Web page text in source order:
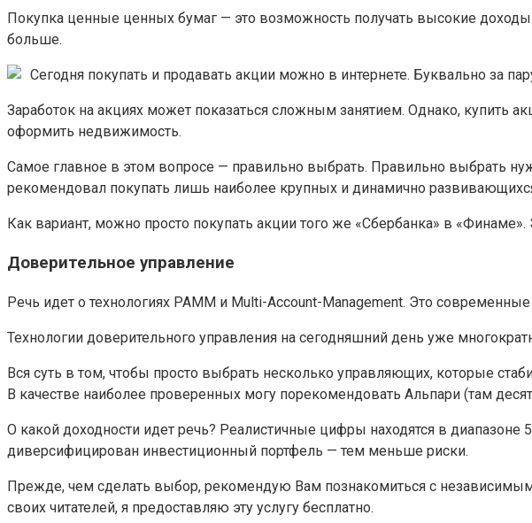
Покупка ценные ценных бумаг — это возможность получать высокие
больше.
Сегодня покупать и продавать акции можно в интернете. Буквально за
Заработок на акциях может показаться сложным занятием. Однако, купить
оформить недвижимость.
Самое главное в этом вопросе — правильно выбрать. Правильно выбрать
рекомендовал покупать лишь наиболее крупных и динамично
Как вариант, можно просто покупать акции того же «Сбербанка» в
Доверительное управление
Речь идет о технологиях PAMM и Multi-Account-Management. Это
Технологии доверительного управления на сегодняшний день уже
Вся суть в том, чтобы просто выбрать несколько управляющих, которые
В качестве наиболее проверенных могу порекомендовать Альпари (там
О какой доходности идет речь? Реалистичные цифры находятся в
диверсифицирован инвестиционный портфель — тем меньше риски.
Прежде, чем сделать выбор, рекомендую Вам познакомиться с
своих читателей, я предоставляю эту услугу бесплатно.